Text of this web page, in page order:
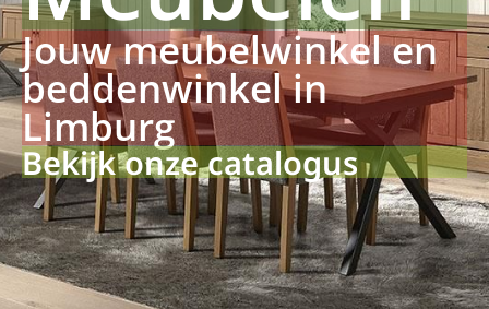
Jouw meubelwinkel en
beddenwinkel in
Limburg
Bekijk onze catalogus